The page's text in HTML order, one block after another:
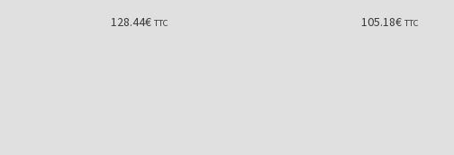
128.44€ TTC 105.18€ TTC